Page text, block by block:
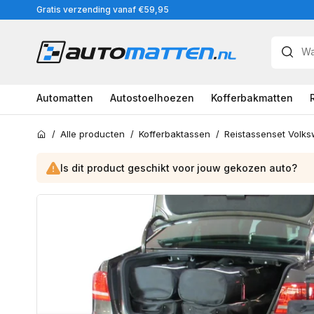
naar
Gratis verzending vanaf €59,95
Automatten Autostoelhoezen Kofferbakmatten
Home
/ Alle producten / Kofferbaktassen /
Is dit product geschikt voor jouw gekozen auto?